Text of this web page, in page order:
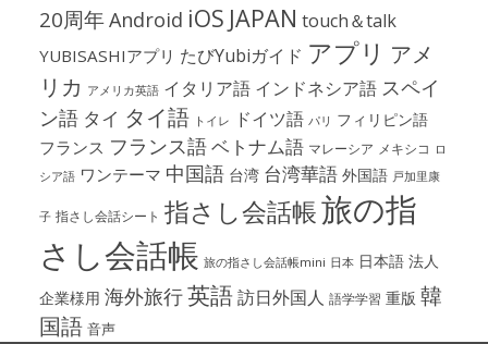
20周年Android iOS JAPAN touch＆talk
YUBISASHIアプリ たびYubiガイド アプリ アメ
リカ アメリカ英語 イタリア語 インドネシア語 スペイ
ン語 タイ タイ語 トイレ ドイツ語 パリ フィリピン語
フランス フランス語ベトナム語 マレーシア メキシコ ロ
シア語 ワンテーマ 中国語 台湾 台湾華語 外国語 戸加里康
子 指さし会話シート 指さし会話帳旅の指
さし会話帳 旅の指さし会話帳mini 日本 日本語 法人
企業様用 海外旅行英語訪日外国人 語学学習 重版 韓
国語 音声